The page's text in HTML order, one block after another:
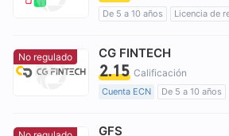
De 5 a 10 años
Licencia de
No regulado CG FINTECH
2.15 Calificación
Cuenta ECN
De 5 a 10 años
Licencia completa de MT4
GFS